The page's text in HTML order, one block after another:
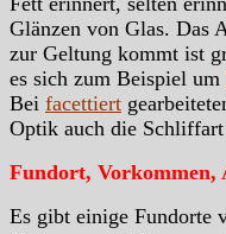
Glänzen von Glas. Das
zur Geltung kommt ist
es sich zum Beispiel um
Bei facettiert
Optik auch die
Fundort, Vorkommen,
Es gibt einige Fundorte